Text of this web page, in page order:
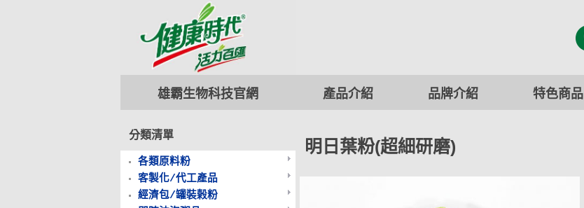
雄霸生物科技官網 產品介紹 品牌介紹 特色商品
分類清單
各類原料粉
客製化/代工產品
經濟包/罐裝榖粉
明日葉粉(超細研磨)